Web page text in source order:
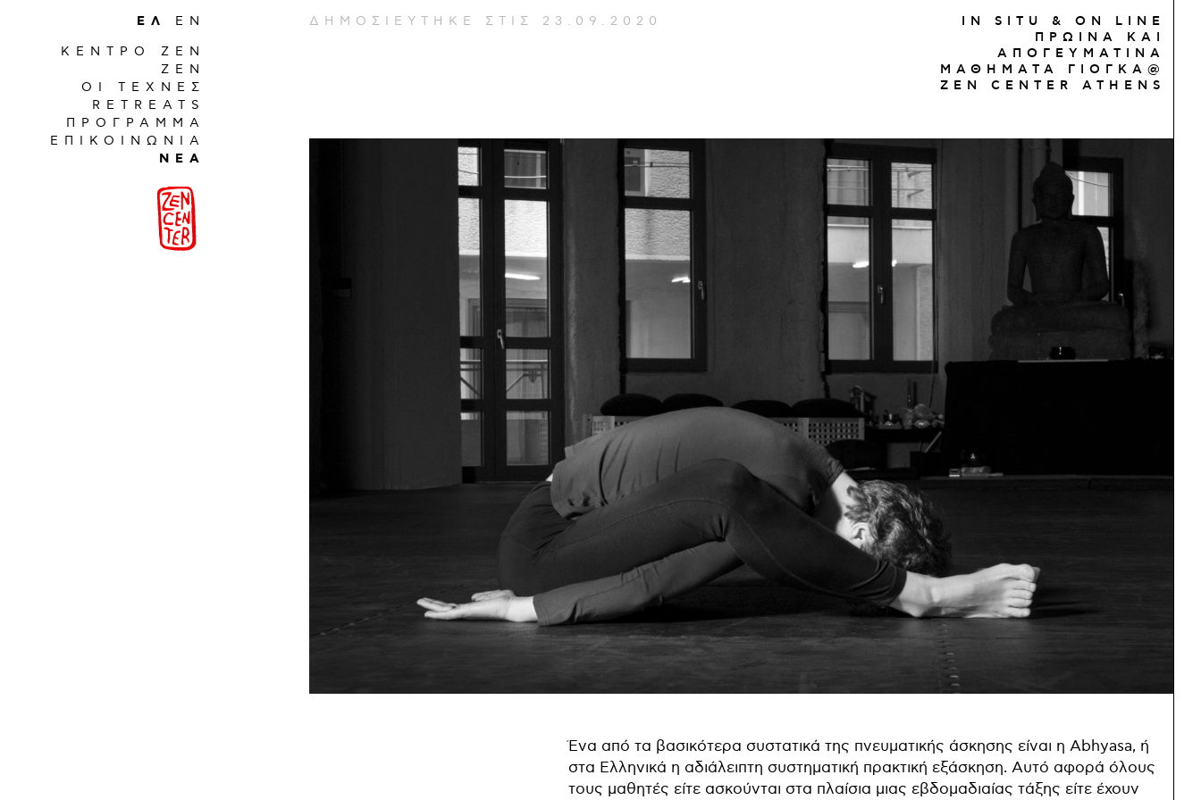
ΕΛ
EN
ΚΕΝΤΡΟ ΖΕΝ
ΖΕΝ
ΟΙ ΤΕΧΝΕΣ
RETREATS
ΠΡΟΓΡΑΜΜΑ
ΕΠΙΚΟΙΝΩΝΙΑ
ΝΕΑ
ΔΗΜΟΣΙΕΥΤΗΚΕ ΣΤΙΣ 23.09.2020
IN SITU & ON LINE
ΠΡΩΙΝΑ ΚΑΙ
ΑΠΟΓΕΥΜΑΤΙΝΑ
ΜΑΘΗΜΑΤΑ ΓΙΟΓΚΑ@
ΖΕΝ CENTER ATHENS
Ένα από τα βασικότερα συστατικά της πνευματικής άσκησης είναι η Abhyasa, ή
στα Ελληνικά η αδιάλειπτη συστηματική πρακτική εξάσκηση. Αυτό αφορά όλους
τους μαθητές είτε ασκούνται στα πλαίσια μιας εβδομαδιαίας τάξης είτε έχουν